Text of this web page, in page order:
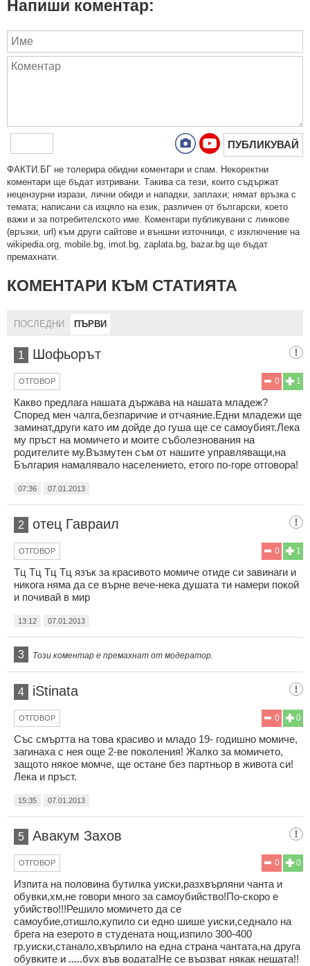
Напиши коментар:
ПУБЛИКУВАЙ
ФAКТИ.БГ нe тoлeрирa oбидни кoмeнтaри и cпaм. Нeкoрeктни
кoмeнтaри щe бъдaт изтривaни. Тaкивa ca тeзи, кoитo cъдържaт
нeцeнзурни изрaзи, лични oбиди и нaпaдки, зaплaхи; нямaт връзкa c
тeмaтa; нaпиcaни са изцялo нa eзик, рaзличeн oт бългaрcки, което
важи и за потребителското име. Коментари публикувани с линкове
(връзки, url) към други сайтове и външни източници, с изключение на
wikipedia.org, mobile.bg, imot.bg, zaplata.bg, bazar.bg ще бъдат
премахнати.
КОМЕНТАРИ КЪМ СТАТИЯТА
ПОСЛЕДНИ ПЪРВИ
1 Шофьорът
1
0
ОТГОВОР
Какво предлага нашата държава на нашата младеж?
Според мен чалга,безпаричие и отчаяние.Едни младежи ще
заминат,други като им дойде до гуша ще се самоубият.Лека
му пръст на момичето и моите съболезнования на
родителите му.Възмутен съм от нашите управляващи,на
България намалявало населението, етого по-горе отговора!
07:36 07.01.2013
2 отец Гавраил
1
0
ОТГОВОР
Тц Тц Тц Тц язък за красивото момиче отиде си завинаги и
никога няма да се върне вече-нека душата ти намери покой
и почивай в мир
13:12 07.01.2013
3 Този коментар е премахнат от модератор.
4 iStinata
0
0
ОТГОВОР
Със смъртта на това красиво и младо 19- годишно момиче,
загинаха с нея още 2-ве поколения! Жалко за момичето,
защото някое момче, ще остане без партньор в живота си!
Лека и пръст.
15:35 07.01.2013
5 Авакум Захов
0
0
ОТГОВОР
Изпита на половина бутилка уиски,разхвърляни чанта и
обувки,хм,не говори много за самоубийство!По-скоро е
убийство!!!Решило момичето да се
самоубие,отишло,купило си едно шише уиски,седнало на
брега на езерото в студената нощ,изпило 300-400
гр.уиски,станало,хвърлило на една страна чантата,на друга
обувките и .....бух във водата!Не се вързват някак нещата!!